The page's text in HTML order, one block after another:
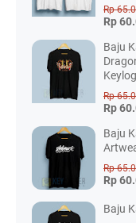
Rp
Rp
Baju
Rp
Rp
Baju
Rp
Rp
Baju